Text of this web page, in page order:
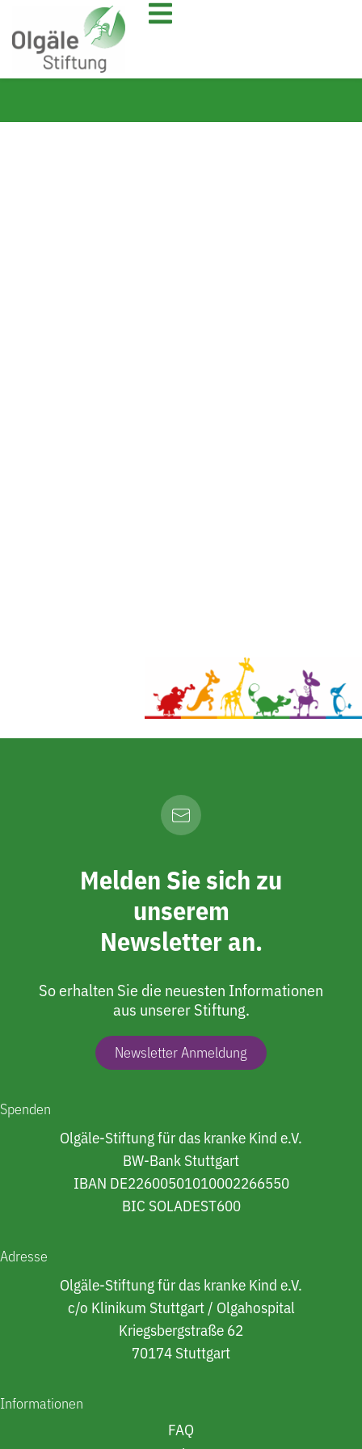
Melden Sie sich zu
unserem
Newsletter an.
So erhalten Sie die neuesten Informationen
aus unserer Stiftung.
Newsletter Anmeldung
Spenden
Olgäle-Stiftung für das kranke Kind e.V.
BW-Bank Stuttgart
IBAN DE22600501010002266550
BIC SOLADEST600
Adresse
Olgäle-Stiftung für das kranke Kind e.V.
c/o Klinikum Stuttgart / Olgahospital
Kriegsbergstraße 62
70174 Stuttgart
Informationen
FAQ